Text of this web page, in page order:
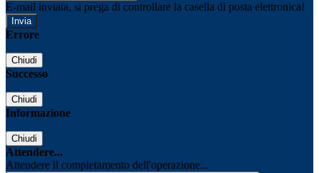
E-mail inviata, si prega di controllare la casella di posta elettronica!
Errore
Chiudi
Successo
Chiudi
Informazione
Chiudi
Attendere...
Attendere il completamento dell'operazione...